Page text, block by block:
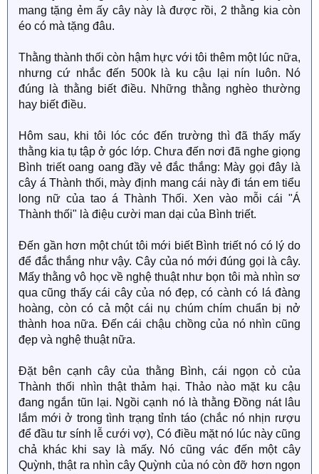
mang tặng ẻm ấy cây này là được rồi, 2 thằng kia còn
éo có mà tặng đâu.
Thằng thành thối còn hậm hực với tôi thêm một lúc nữa,
nhưng cứ nhắc đến 500k là ku cậu lại nín luôn. Nó
đúng là thằng biết điều. Những thằng nghèo thường
hay biết điều.
Hôm sau, khi tôi lóc cóc đến trường thì đã thấy mấy
thằng kia tụ tập ở góc lớp. Chưa đến nơi đã nghe giọng
Bình triết oang oang đầy vẻ đắc thắng: Mày gọi đây là
cây á Thành thối, mày định mang cái này đi tán em tiểu
long nữ của tao á Thành Thối. Xen vào mỗi cái "Á
Thành thối" là điệu cười man dại của Bình triết.
Đến gần hơn một chút tôi mới biết Bình triết nó có lý do
để đắc thắng như vậy. Cây của nó mới đúng gọi là cây.
Mấy thằng vô học về nghệ thuật như bọn tôi mà nhìn sơ
qua cũng thấy cái cây của nó đẹp, có cành có lá đàng
hoàng, còn có cả một cái nụ chúm chím chuẩn bị nở
thành hoa nữa. Đến cái chậu chồng của nó nhìn cũng
đẹp và nghệ thuật nữa.
Đặt bên cạnh cây của thằng Bình, cái ngọn cỏ của
Thành thối nhìn thật thảm hại. Thảo nào mặt ku cậu
đang ngắn tũn lại. Ngồi cạnh nó là thằng Đồng nát lâu
lắm mới ở trong tình trạng tỉnh táo (chắc nó nhịn rượu
để đầu tư sính lễ cưới vợ), Có điều mặt nó lúc này cũng
chả khác khi say là mấy. Nó cũng vác đến một cây
Quỳnh, thật ra nhìn cây Quỳnh của nó còn đỡ hơn ngọn